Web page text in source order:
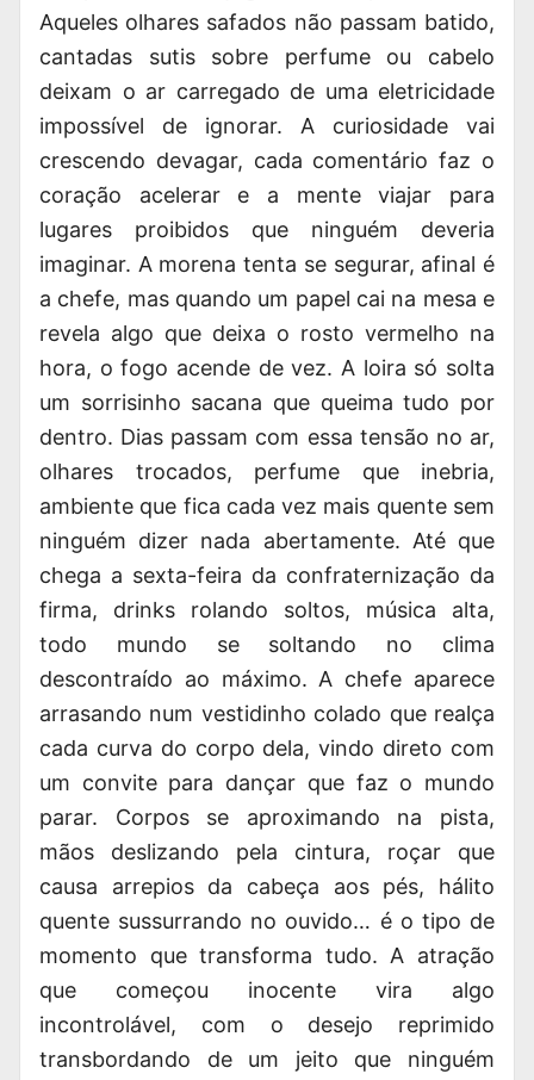
Aqueles olhares safados não passam batido,
cantadas sutis sobre perfume ou cabelo
deixam o ar carregado de uma eletricidade
impossível de ignorar. A curiosidade vai
crescendo devagar, cada comentário faz o
coração acelerar e a mente viajar para
lugares proibidos que ninguém deveria
imaginar. A morena tenta se segurar, afinal é
a chefe, mas quando um papel cai na mesa e
revela algo que deixa o rosto vermelho na
hora, o fogo acende de vez. A loira só solta
um sorrisinho sacana que queima tudo por
dentro. Dias passam com essa tensão no ar,
olhares trocados, perfume que inebria,
ambiente que fica cada vez mais quente sem
ninguém dizer nada abertamente. Até que
chega a sexta-feira da confraternização da
firma, drinks rolando soltos, música alta,
todo mundo se soltando no clima
descontraído ao máximo. A chefe aparece
arrasando num vestidinho colado que realça
cada curva do corpo dela, vindo direto com
um convite para dançar que faz o mundo
parar. Corpos se aproximando na pista,
mãos deslizando pela cintura, roçar que
causa arrepios da cabeça aos pés, hálito
quente sussurrando no ouvido… é o tipo de
momento que transforma tudo. A atração
que começou inocente vira algo
incontrolável, com o desejo reprimido
transbordando de um jeito que ninguém